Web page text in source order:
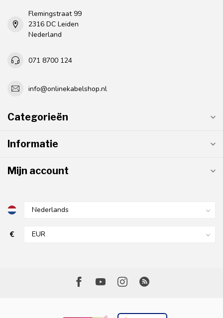
Flemingstraat 99
2316 DC Leiden
Nederland
071 8700 124
info@onlinekabelshop.nl
Categorieën
Informatie
Mijn account
€